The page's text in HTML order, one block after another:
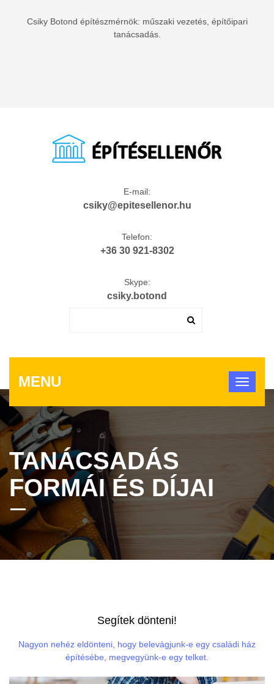
Csiky Botond építészmérnök: műszaki vezetés, építőipari
tanácsadás.
E-mail:
csiky@epitesellenor.hu
Telefon:
+36 30 921-8302
Skype:
csiky.botond
MENU
TANÁCSADÁS
FORMÁI ÉS DÍJAI
Segítek dönteni!
Nagyon nehéz eldönteni, hogy belevágjunk-e egy családi ház
építésébe, megvegyünk-e egy telket.